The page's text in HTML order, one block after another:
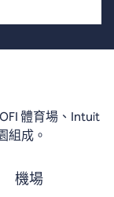
體育場、Intuit
組成。
機場